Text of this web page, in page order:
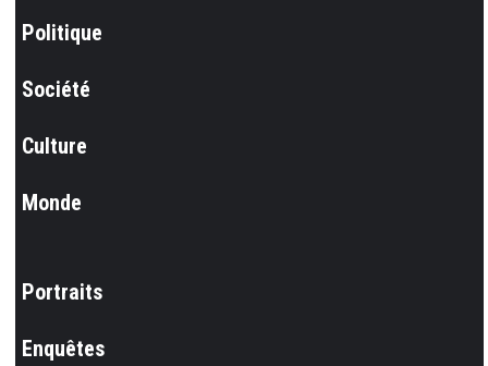
Politique
Société
Culture
Monde
Portraits
Enquêtes